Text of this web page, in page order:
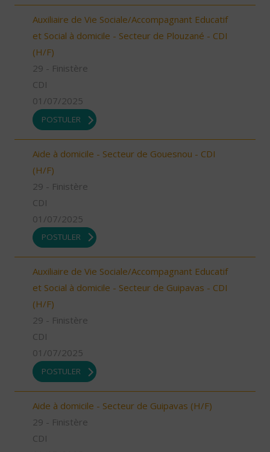
Auxiliaire de Vie Sociale/Accompagnant Educatif
et Social à domicile - Secteur de Plouzané - CDI
(H/F)
29 - Finistère
CDI
01/07/2025
POSTULER
Aide à domicile - Secteur de Gouesnou - CDI
(H/F)
29 - Finistère
CDI
01/07/2025
POSTULER
Auxiliaire de Vie Sociale/Accompagnant Educatif
et Social à domicile - Secteur de Guipavas - CDI
(H/F)
29 - Finistère
CDI
01/07/2025
POSTULER
Aide à domicile - Secteur de Guipavas (H/F)
29 - Finistère
CDI